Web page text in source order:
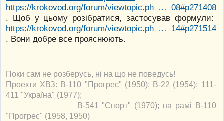
https://krokovod.org/forum/viewtopic.ph … 08#p271408
. Щоб у цьому розібратися, застосував формули:
https://krokovod.org/forum/viewtopic.ph … 14#p271514
. Вони добре все прояснюють.
Поки сам не розберусь, ні на що не поведусь!
Проекти ХВЗ: В-110 "Прогрес" (1950); В-22 (1954); 111-
411 "Україна" (1977);
В-541 "Спорт" (1970); на рамі В-110
"Прогрес" (1958, 1950)